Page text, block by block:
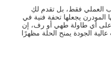
العملي فقط، بل تقدم لكِ
المودرن يجعلها تحفة فنية في
أي طاولة طهي أو رف، إن
عالية الجودة يمنح الحلة مظهرًا